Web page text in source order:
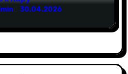
30.04.2026